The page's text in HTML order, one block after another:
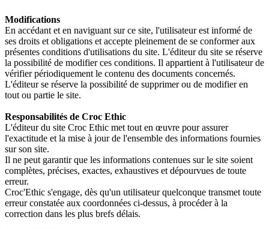
Modifications
En accédant et en naviguant sur ce site, l'utilisateur est informé de
ses droits et obligations et accepte pleinement de se conformer aux
présentes conditions d'utilisations du site. L'éditeur du site se réserve
la possibilité de modifier ces conditions. Il appartient à l'utilisateur de
vérifier périodiquement le contenu des documents concernés.
L'éditeur se réserve la possibilité de supprimer ou de modifier en
tout ou partie le site.
Responsabilités de Croc Ethic
L'éditeur du site Croc Ethic met tout en œuvre pour assurer
l'exactitude et la mise à jour de l'ensemble des informations fournies
sur son site.
Il ne peut garantir que les informations contenues sur le site soient
complètes, précises, exactes, exhaustives et dépourvues de toute
erreur.
Croc'Ethic s'engage, dès qu'un utilisateur quelconque transmet toute
erreur constatée aux coordonnées ci-dessus, à procéder à la
correction dans les plus brefs délais.